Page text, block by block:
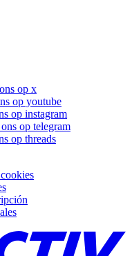
op x
op youtube
op instagram
op telegram
op threads